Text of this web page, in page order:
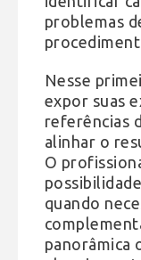
problemas
Nesse
expor suas
referências
alinhar o
O
quando
panorâmica